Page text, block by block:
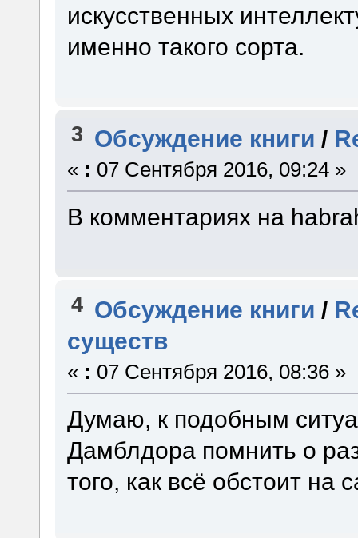
искусственных
именно такого сорта.
3 Обсуждение книги /
« : 07 Сентября 2016, 09:24 »
В комментариях на
4 Обсуждение книги /
существ
« : 07 Сентября 2016, 08:36 »
Думаю, к подобным
Дамблдора помнить о
того, как всё обстоит на